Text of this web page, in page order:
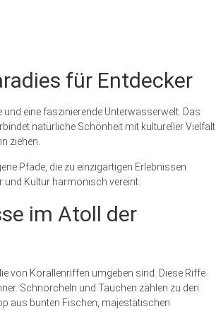
für Entdecker
eine faszinierende Unterwasserwelt. Das
natürliche Schönheit mit kultureller Vielfalt
ziehen.
Pfade, die zu einzigartigen Erlebnissen
und Kultur harmonisch vereint.
im Atoll der
von Korallenriffen umgeben sind. Diese Riffe
Schnorcheln und Tauchen zählen zu den
aus bunten Fischen, majestätischen